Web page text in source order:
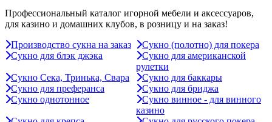
Профессиональный каталог игорной мебели и аксессуаров,
для казино и домашних клубов, в розницу и на заказ!
Производство сукна на заказ
Сукно (полотно) для покера
Сукно для блэк джэка
Сукно для американской
рулетки
Сукно Сека, Тринька, Свара
Сукно для баккары
Сукно для преферанса
Сукно для бриджа
Сукно однотонное
Сукно винное - для винного
казино